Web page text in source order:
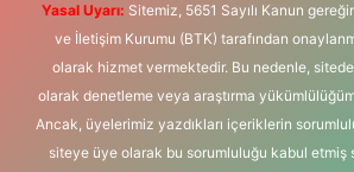
Yasal Uyarı: Sitemiz, 5651 Sayılı Kanun
ve İletişim Kurumu (BTK) tarafından
olarak hizmet vermektedir. Bu nedenle,
olarak denetleme veya araştırma
Ancak, üyelerimiz yazdıkları içeriklerin
siteye üye olarak bu sorumluluğu kabul etmiş